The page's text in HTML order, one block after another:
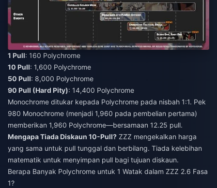
1 Pull: 160 Polychrome
10 Pull: 1,600 Polychrome
50 Pull: 8,000 Polychrome
90 Pull (Hard Pity): 14,400 Polychrome
Monochrome ditukar kepada Polychrome pada nisbah 1:1. Pek
980 Monochrome (menjadi 1,960 pada pembelian pertama)
memberikan 1,960 Polychrome—bersamaan 12.25 pull.
Mengapa Tiada Diskaun 10-Pull? ZZZ mengekalkan harga
yang sama untuk pull tunggal dan berbilang. Tiada kelebihan
matematik untuk menyimpan pull bagi tujuan diskaun.
Berapa Banyak Polychrome untuk 1 Watak dalam ZZZ 2.6 Fasa
1?